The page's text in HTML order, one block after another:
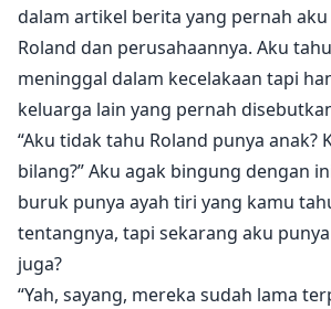
dalam artikel berita yang pernah
Roland dan perusahaannya. Aku
meninggal dalam kecelakaan tapi
keluarga lain yang pernah
“Aku tidak tahu Roland punya anak?
bilang?” Aku agak bingung dengan
buruk punya ayah tiri yang kamu
tentangnya, tapi sekarang aku
juga?
“Yah, sayang, mereka sudah lama